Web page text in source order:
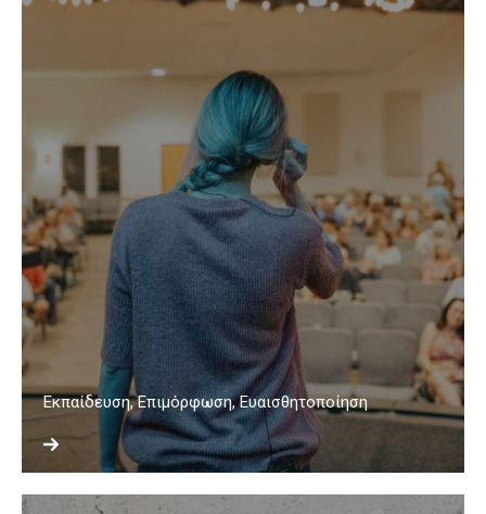
Εκπαίδευση, Επιμόρφωση, Ευαισθητοποίηση